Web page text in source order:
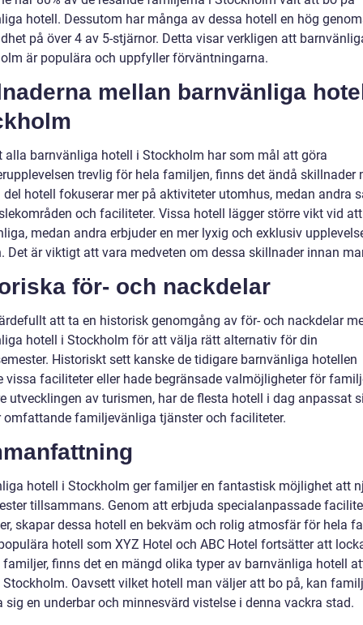
hotell. Dessutom har många av dessa hotell en hög
på över 4 av 5-stjärnor. Detta visar verkligen att
är populära och uppfyller förväntningarna.
mellan barnvänliga
alla barnvänliga hotell i Stockholm har som mål att göra
trevlig för hela familjen, finns det ändå skillnader
del hotell fokuserar mer på aktiviteter utomhus, medan andra
och faciliteter. Vissa hotell lägger större vikt vid
medan andra erbjuder en mer lyxig och exklusiv
Det är viktigt att vara medveten om dessa skillnader innan
för- och nackdelar
att ta en historisk genomgång av för- och nackdelar
hotell i Stockholm för att välja rätt alternativ för din
Historiskt sett kanske de tidigare barnvänliga hotellen
vissa faciliteter eller hade begränsade valmöjligheter för
utvecklingen av turismen, har de flesta hotell i dag anpassat
omfattande familjevänliga tjänster och faciliteter.
hotell i Stockholm ger familjer en fantastisk möjlighet att
tillsammans. Genom att erbjuda specialanpassade
skapar dessa hotell en bekväm och rolig atmosfär för hela
hotell som XYZ Hotel och ABC Hotel fortsätter att
familjer, finns det en mängd olika typer av barnvänliga hotell
Oavsett vilket hotell man väljer att bo på, kan
sig en underbar och minnesvärd vistelse i denna vackra stad.